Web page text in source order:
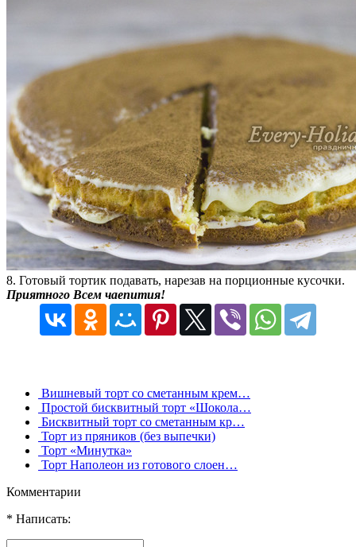
8. Готовый тортик подавать, нарезав на порционные кусочки.
Приятного Всем чаепития!
Вишневый торт со сметанным крем…
Простой бисквитный торт «Шокола…
Бисквитный торт со сметанным кр…
Торт из пряников (без выпечки)
Торт «Минутка»
Торт Наполеон из готового слоен…
Комментарии
* Написать: